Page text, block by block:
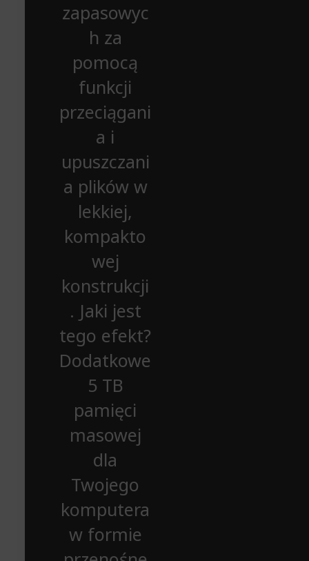
zapasowyc
h za
pomocą
funkcji
przeciągani
a i
upuszczani
a plików w
lekkiej,
kompakto
wej
konstrukcji
. Jaki jest
tego efekt?
Dodatkowe
5 TB
pamięci
masowej
dla
Twojego
komputera
w formie